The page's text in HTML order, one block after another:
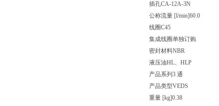
插孔CA-12A-3N
公称流量 [l/min]60.0
线圈C45
集成线圈单独订购
密封材料NBR
液压油HL、HLP
产品系列 3 通
产品类型VEDS
重量 [kg]0.38